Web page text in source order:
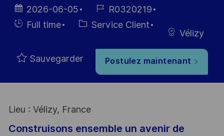
Date
d’affichage
2026-06-05
Référence
du poste
R0320219
HiringFull time Catégorie
Service Client
Vélizy
Sauvegarder Postulez maintenant
Lieu : Vélizy, France
Construisons ensemble un avenir de